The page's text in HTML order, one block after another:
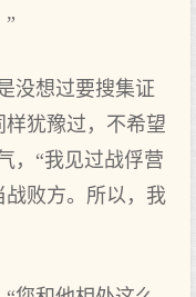
没想过要搜集证
犹豫过，不希望
，“我见过战俘营
战败方。所以，我